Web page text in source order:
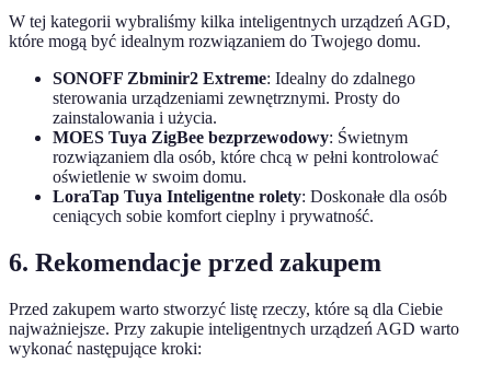
W tej kategorii wybraliśmy kilka inteligentnych urządzeń AGD,
które mogą być idealnym rozwiązaniem do Twojego domu.
SONOFF Zbminir2 Extreme: Idealny do zdalnego
sterowania urządzeniami zewnętrznymi. Prosty do
zainstalowania i użycia.
MOES Tuya ZigBee bezprzewodowy: Świetnym
rozwiązaniem dla osób, które chcą w pełni kontrolować
oświetlenie w swoim domu.
LoraTap Tuya Inteligentne rolety: Doskonałe dla osób
ceniących sobie komfort cieplny i prywatność.
6. Rekomendacje przed zakupem
Przed zakupem warto stworzyć listę rzeczy, które są dla Ciebie
najważniejsze. Przy zakupie inteligentnych urządzeń AGD warto
wykonać następujące kroki: